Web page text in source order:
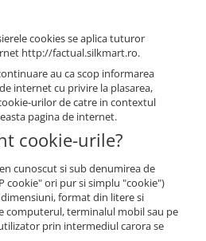
cookies se aplica tuturor
http://factual.silkmart.ro.
au ca scop informarea
internet cu privire la plasarea,
urilor de catre in contextul
pagina de internet.
cookie-urile?
cunoscut si sub denumirea de
cookie" ori pur si simplu "cookie")
format din litere si
computerul, terminalul mobil sau pe
prin intermediul carora se